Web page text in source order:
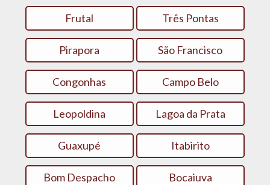
Frutal Três Pontas
Pirapora São Francisco
Congonhas Campo Belo
Leopoldina Lagoa da Prata
Guaxupé Itabirito
Bom Despacho Bocaiuva